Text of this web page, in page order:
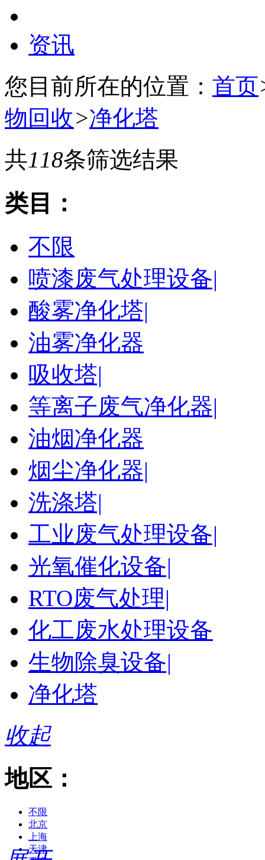
资讯
您目前所在的位置： 首页
物回收>净化塔
共118条筛选结果
类目：
不限
喷漆废气处理设备|
酸雾净化塔|
油雾净化器
吸收塔|
等离子废气净化器|
油烟净化器
烟尘净化器|
洗涤塔|
工业废气处理设备|
光氧催化设备|
RTO废气处理|
化工废水处理设备
生物除臭设备|
净化塔
收起
地区：
不限
北京
上海
天津